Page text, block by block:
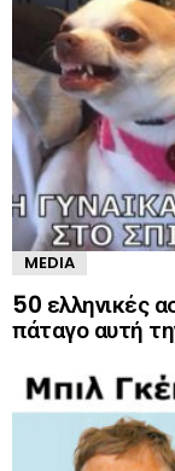
MEDIA
50 ελληνικές
πάταγο αυτή